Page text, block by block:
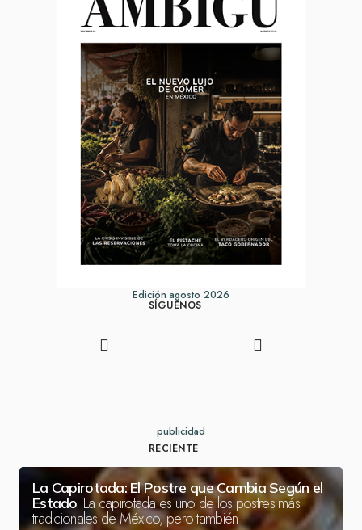
Edición agosto 2026
SÍGUENOS
publicidad
RECIENTE
La Capirotada: El Postre que Cambia Según el
Estado La capirotada es uno de los postres más
tradicionales de México, pero también